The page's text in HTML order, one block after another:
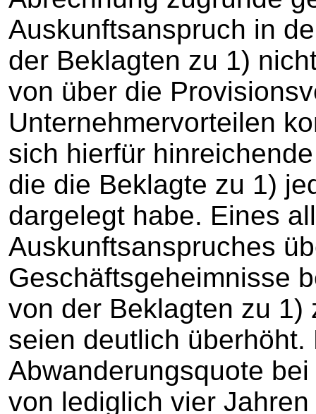
Auskunftsanspruch in
der Beklagten zu 1)
von über die
Unternehmervorteilen
sich hierfür
die die Beklagte zu 1)
dargelegt habe. Eines
Auskunftsanspruches
Geschäftsgeheimnisse
von der Beklagten zu 1)
seien deutlich
Abwanderungsquote
von lediglich vier